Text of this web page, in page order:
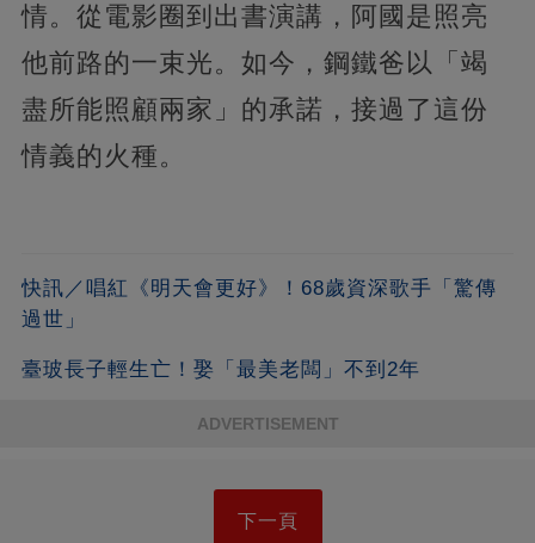
情。從電影圈到出書演講，阿國是照亮
他前路的一束光。如今，鋼鐵爸以「竭
盡所能照顧兩家」的承諾，接過了這份
情義的火種。
快訊／唱紅《明天會更好》！68歲資深歌手「驚傳
過世」
臺玻長子輕生亡！娶「最美老闆」不到2年
ADVERTISEMENT
下一頁